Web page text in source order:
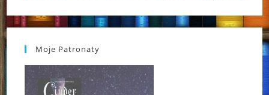
Moje Patronaty